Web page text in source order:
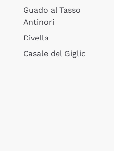
Guado al Tasso
Antinori
Divella
Casale del Giglio